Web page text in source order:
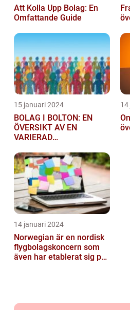
Att Kolla Upp Bolag: En
Omfattande Guide
15 januari 2024
BOLAG I BOLTON: EN
ÖVERSIKT AV EN
VARIERAD
14 januari 2024
Norwegian är en nordisk
flygbolagskoncern som
även har etablerat sig på